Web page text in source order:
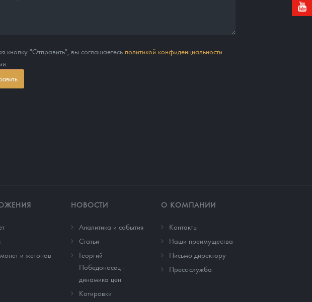
кнопку "Отправить", вы соглашаетесь политикой конфиденциальности
и жетонов
НОВОСТИ
Аналитика и события
Cтатьи
Георгий
Победоносец -
динамика цен
Котировки
О КОМПАНИИ
Контакты
Наши преимущества
Письмо директору
Пресс-служба